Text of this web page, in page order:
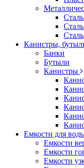
Канистры,
Банки
Бутыли
Канистры
Емкости для
Емкости
Емкости
Емкости